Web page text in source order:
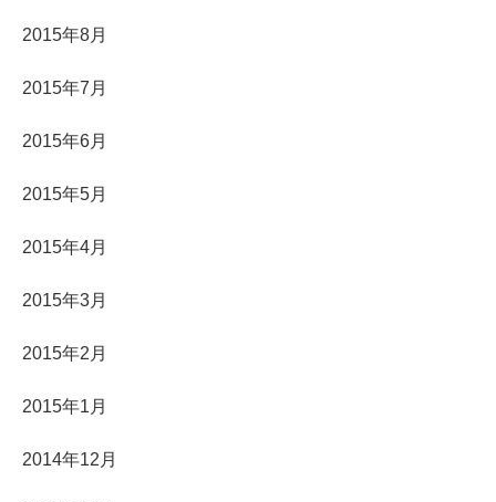
2015年8月
2015年7月
2015年6月
2015年5月
2015年4月
2015年3月
2015年2月
2015年1月
2014年12月